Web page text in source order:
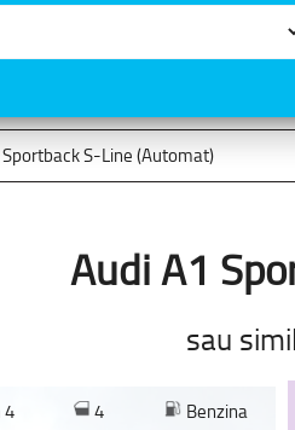
S-Line (Automat)
Audi A1
sau
4 4 Benzina